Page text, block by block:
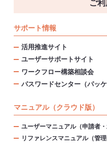
ご
サポート情報
活用推進サイト
ユーザーサポートサイト
ワークフロー構築相談会
パスワードセンター（パッケ
マニュアル（クラウド版）
ユーザーマニュアル（申請者・
リファレンスマニュアル（管理